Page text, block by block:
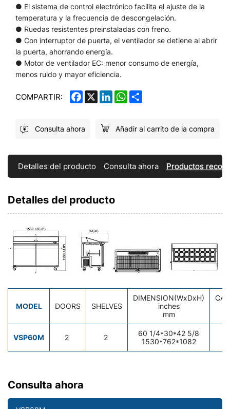
● El sistema de control electrónico facilita el ajuste de la
temperatura y la frecuencia de descongelación.
● Ruedas resistentes preinstaladas con freno.
● Con interruptor de puerta, el ventilador se detiene al abrir
la puerta, ahorrando energía.
● Motor de ventilador EC: menor consumo de energía,
menos ruido y mayor eficiencia.
COMPARTIR: FACEBOOK
X LINKEDINWHATSAPP
Consulta ahora Añadir al carrito de la compra
Detalles del producto Consulta ahora Productos
Detalles del producto
MODEL DOORS SHELVES
DIMENSION(WxDxH)
inches
mm
VSP60M 2 2
60 1/4*30*42 5/8
1530*762*1082
Consulta ahora